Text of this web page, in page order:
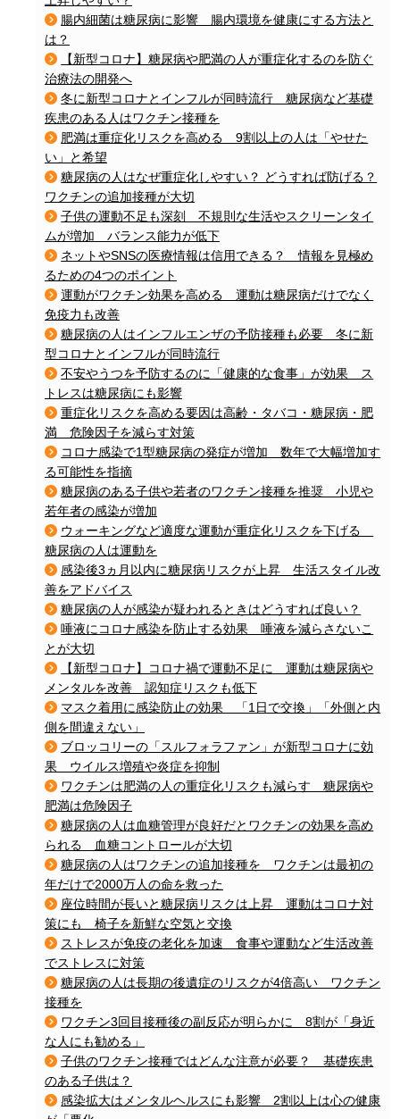
腸内細菌は糖尿病に影響 腸内環境を健康にする方法と
は？
【新型コロナ】糖尿病や肥満の人が重症化するのを防ぐ
治療法の開発へ
冬に新型コロナとインフルが同時流行 糖尿病など基礎
疾患のある人はワクチン接種を
肥満は重症化リスクを高める 9割以上の人は「やせた
い」と希望
糖尿病の人はなぜ重症化しやすい？ どうすれば防げる？
ワクチンの追加接種が大切
子供の運動不足も深刻 不規則な生活やスクリーンタイ
ムが増加 バランス能力が低下
ネットやSNSの医療情報は信用できる？ 情報を見極め
るための4つのポイント
運動がワクチン効果を高める 運動は糖尿病だけでなく
免疫力も改善
糖尿病の人はインフルエンザの予防接種も必要 冬に新
型コロナとインフルが同時流行
不安やうつを予防するのに「健康的な食事」が効果 ス
トレスは糖尿病にも影響
重症化リスクを高める要因は高齢・タバコ・糖尿病・肥
満 危険因子を減らす対策
コロナ感染で1型糖尿病の発症が増加 数年で大幅増加す
る可能性を指摘
糖尿病のある子供や若者のワクチン接種を推奨 小児や
若年者の感染が増加
ウォーキングなど適度な運動が重症化リスクを下げる
糖尿病の人は運動を
感染後3ヵ月以内に糖尿病リスクが上昇 生活スタイル改
善をアドバイス
糖尿病の人が感染が疑われるときはどうすれば良い？
唾液にコロナ感染を防止する効果 唾液を減らさないこ
とが大切
【新型コロナ】コロナ禍で運動不足に 運動は糖尿病や
メンタルを改善 認知症リスクも低下
マスク着用に感染防止の効果 「1日で交換」「外側と内
側を間違えない」
ブロッコリーの「スルフォラファン」が新型コロナに効
果 ウイルス増殖や炎症を抑制
ワクチンは肥満の人の重症化リスクも減らす 糖尿病や
肥満は危険因子
糖尿病の人は血糖管理が良好だとワクチンの効果を高め
られる 血糖コントロールが大切
糖尿病の人はワクチンの追加接種を ワクチンは最初の
年だけで2000万人の命を救った
座位時間が長いと糖尿病リスクは上昇 運動はコロナ対
策にも 椅子を新鮮な空気と交換
ストレスが免疫の老化を加速 食事や運動など生活改善
でストレスに対策
糖尿病の人は長期の後遺症のリスクが4倍高い ワクチン
接種を
ワクチン3回目接種後の副反応が明らかに 8割が「身近
な人にも勧める」
子供のワクチン接種ではどんな注意が必要？ 基礎疾患
のある子供は？
感染拡大はメンタルヘルスにも影響 2割以上は心の健康